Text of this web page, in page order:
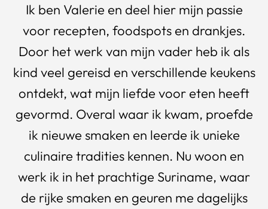
Ik ben Valerie en deel hier mijn passie
voor recepten, foodspots en drankjes.
Door het werk van mijn vader heb ik als
kind veel gereisd en verschillende keukens
ontdekt, wat mijn liefde voor eten heeft
gevormd. Overal waar ik kwam, proefde
ik nieuwe smaken en leerde ik unieke
culinaire tradities kennen. Nu woon en
werk ik in het prachtige Suriname, waar
de rijke smaken en geuren me dagelijks